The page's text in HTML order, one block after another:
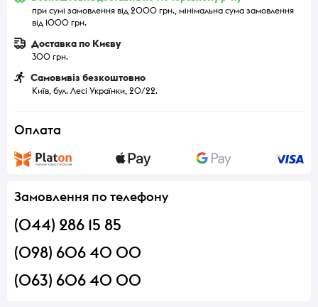
при сумі замовлення від 2000 грн., мінімальна сума замовлення
від 1000 грн.
Доставка по Києву
300 грн.
Самовивіз безкоштовно
Київ, бул. Лесі Українки, 20/22.
Оплата
Замовлення по телефону
(044) 286 15 85
(098) 606 40 00
(063) 606 40 00